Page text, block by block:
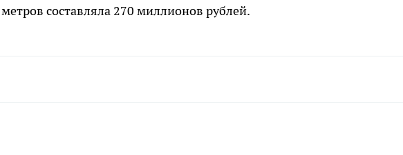
составляла 270 миллионов рублей.